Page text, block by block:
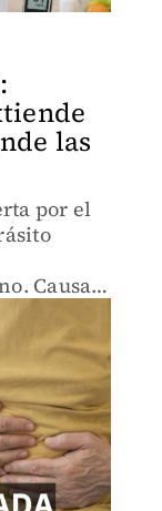
las
por el
Causa
cómo